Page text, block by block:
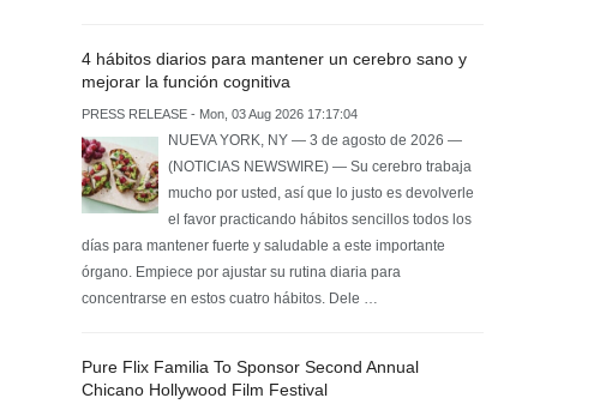
4 hábitos diarios para mantener un cerebro sano y
mejorar la función cognitiva
PRESS RELEASE - Mon, 03 Aug 2026 17:17:04
NUEVA YORK, NY — 3 de agosto de 2026 —
(NOTICIAS NEWSWIRE) — Su cerebro trabaja
mucho por usted, así que lo justo es devolverle
el favor practicando hábitos sencillos todos los
días para mantener fuerte y saludable a este importante
órgano. Empiece por ajustar su rutina diaria para
concentrarse en estos cuatro hábitos. Dele …
Pure Flix Familia To Sponsor Second Annual
Chicano Hollywood Film Festival